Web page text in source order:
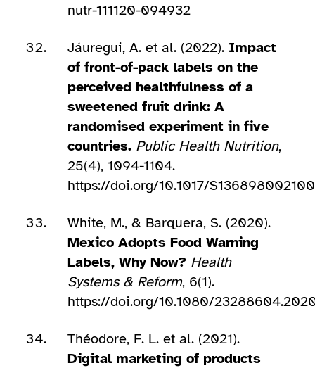
nutr-111120-094932
Jáuregui, A. et al. (2022). Impact
of front-of-pack labels on the
perceived healthfulness of a
sweetened fruit drink: A
randomised experiment in five
countries. Public Health Nutrition,
25(4), 1094-1104.
https://doi.org/10.1017/
White, M., & Barquera, S. (2020).
Mexico Adopts Food Warning
Labels, Why Now? Health
Systems & Reform, 6(1).
https://doi.org/10.1080/
Théodore, F. L. et al. (2021).
Digital marketing of products